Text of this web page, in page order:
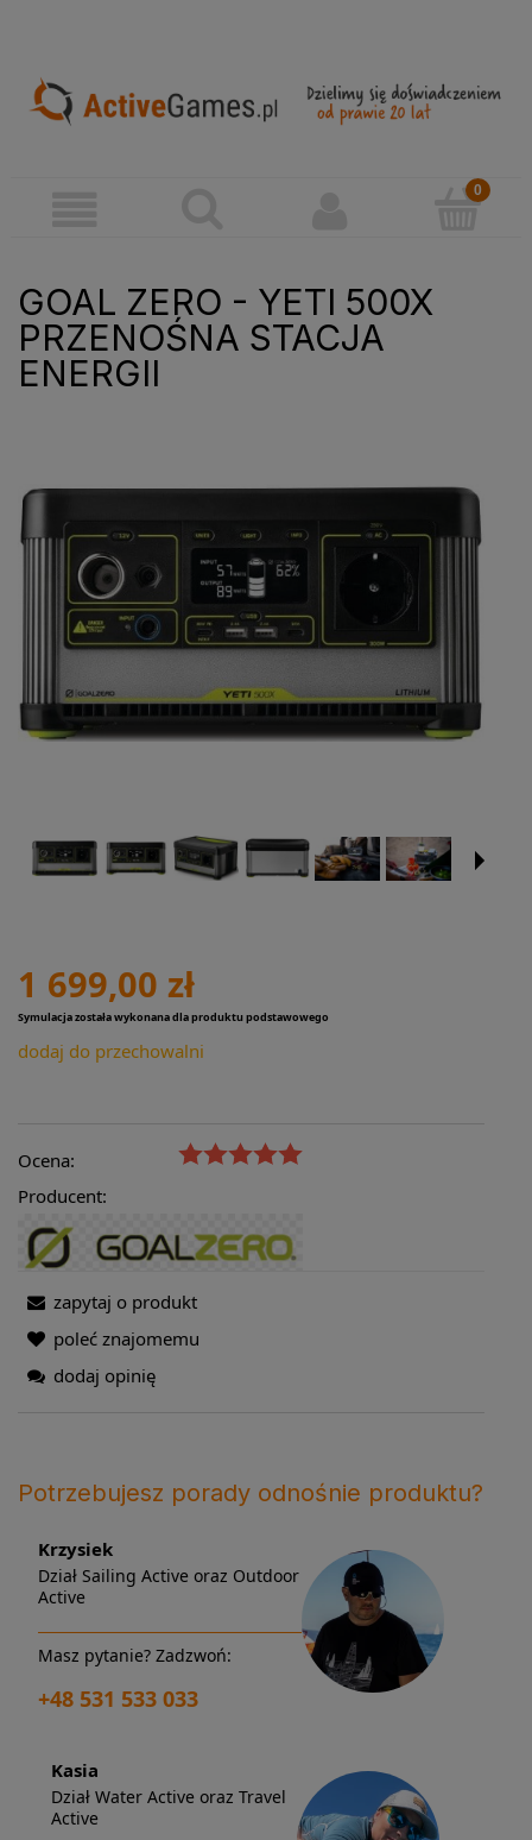
GOAL ZERO - YETI 500X
PRZENOŚNA STACJA
ENERGII
1 699,00 zł
Symulacja została wykonana dla produktu podstawowego
dodaj do przechowalni
Ocena:
Producent:
zapytaj o produkt
poleć znajomemu
dodaj opinię
Potrzebujesz porady odnośnie produktu?
Krzysiek
Dział Sailing Active oraz Outdoor
Active
Masz pytanie? Zadzwoń:
+48 531 533 033
Kasia
Dział Water Active oraz Travel
Active